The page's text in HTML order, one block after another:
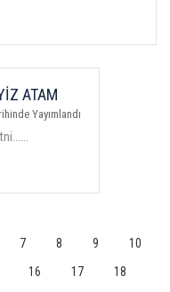
ATAM
Yayımlandı
7 8 9
10
16 17
18